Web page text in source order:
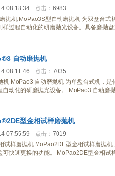
08:18:34 点击： 6983
抛机 MoPao3S型自动磨抛机 为双盘台
样过程自动化的研磨抛光设备。具备磨抛
自动磨抛机
08:11:46 点击： 7035
机 MoPao3 自动磨抛机 为单盘台式机，
自动化的研磨抛光设备。 MoPao3 自动磨
型金相试样磨抛机
07:55:59 点击： 7019
试样磨抛机 MoPao2DE型金相试样磨抛
可快速更换的功能。 MoPao2DE型金相试